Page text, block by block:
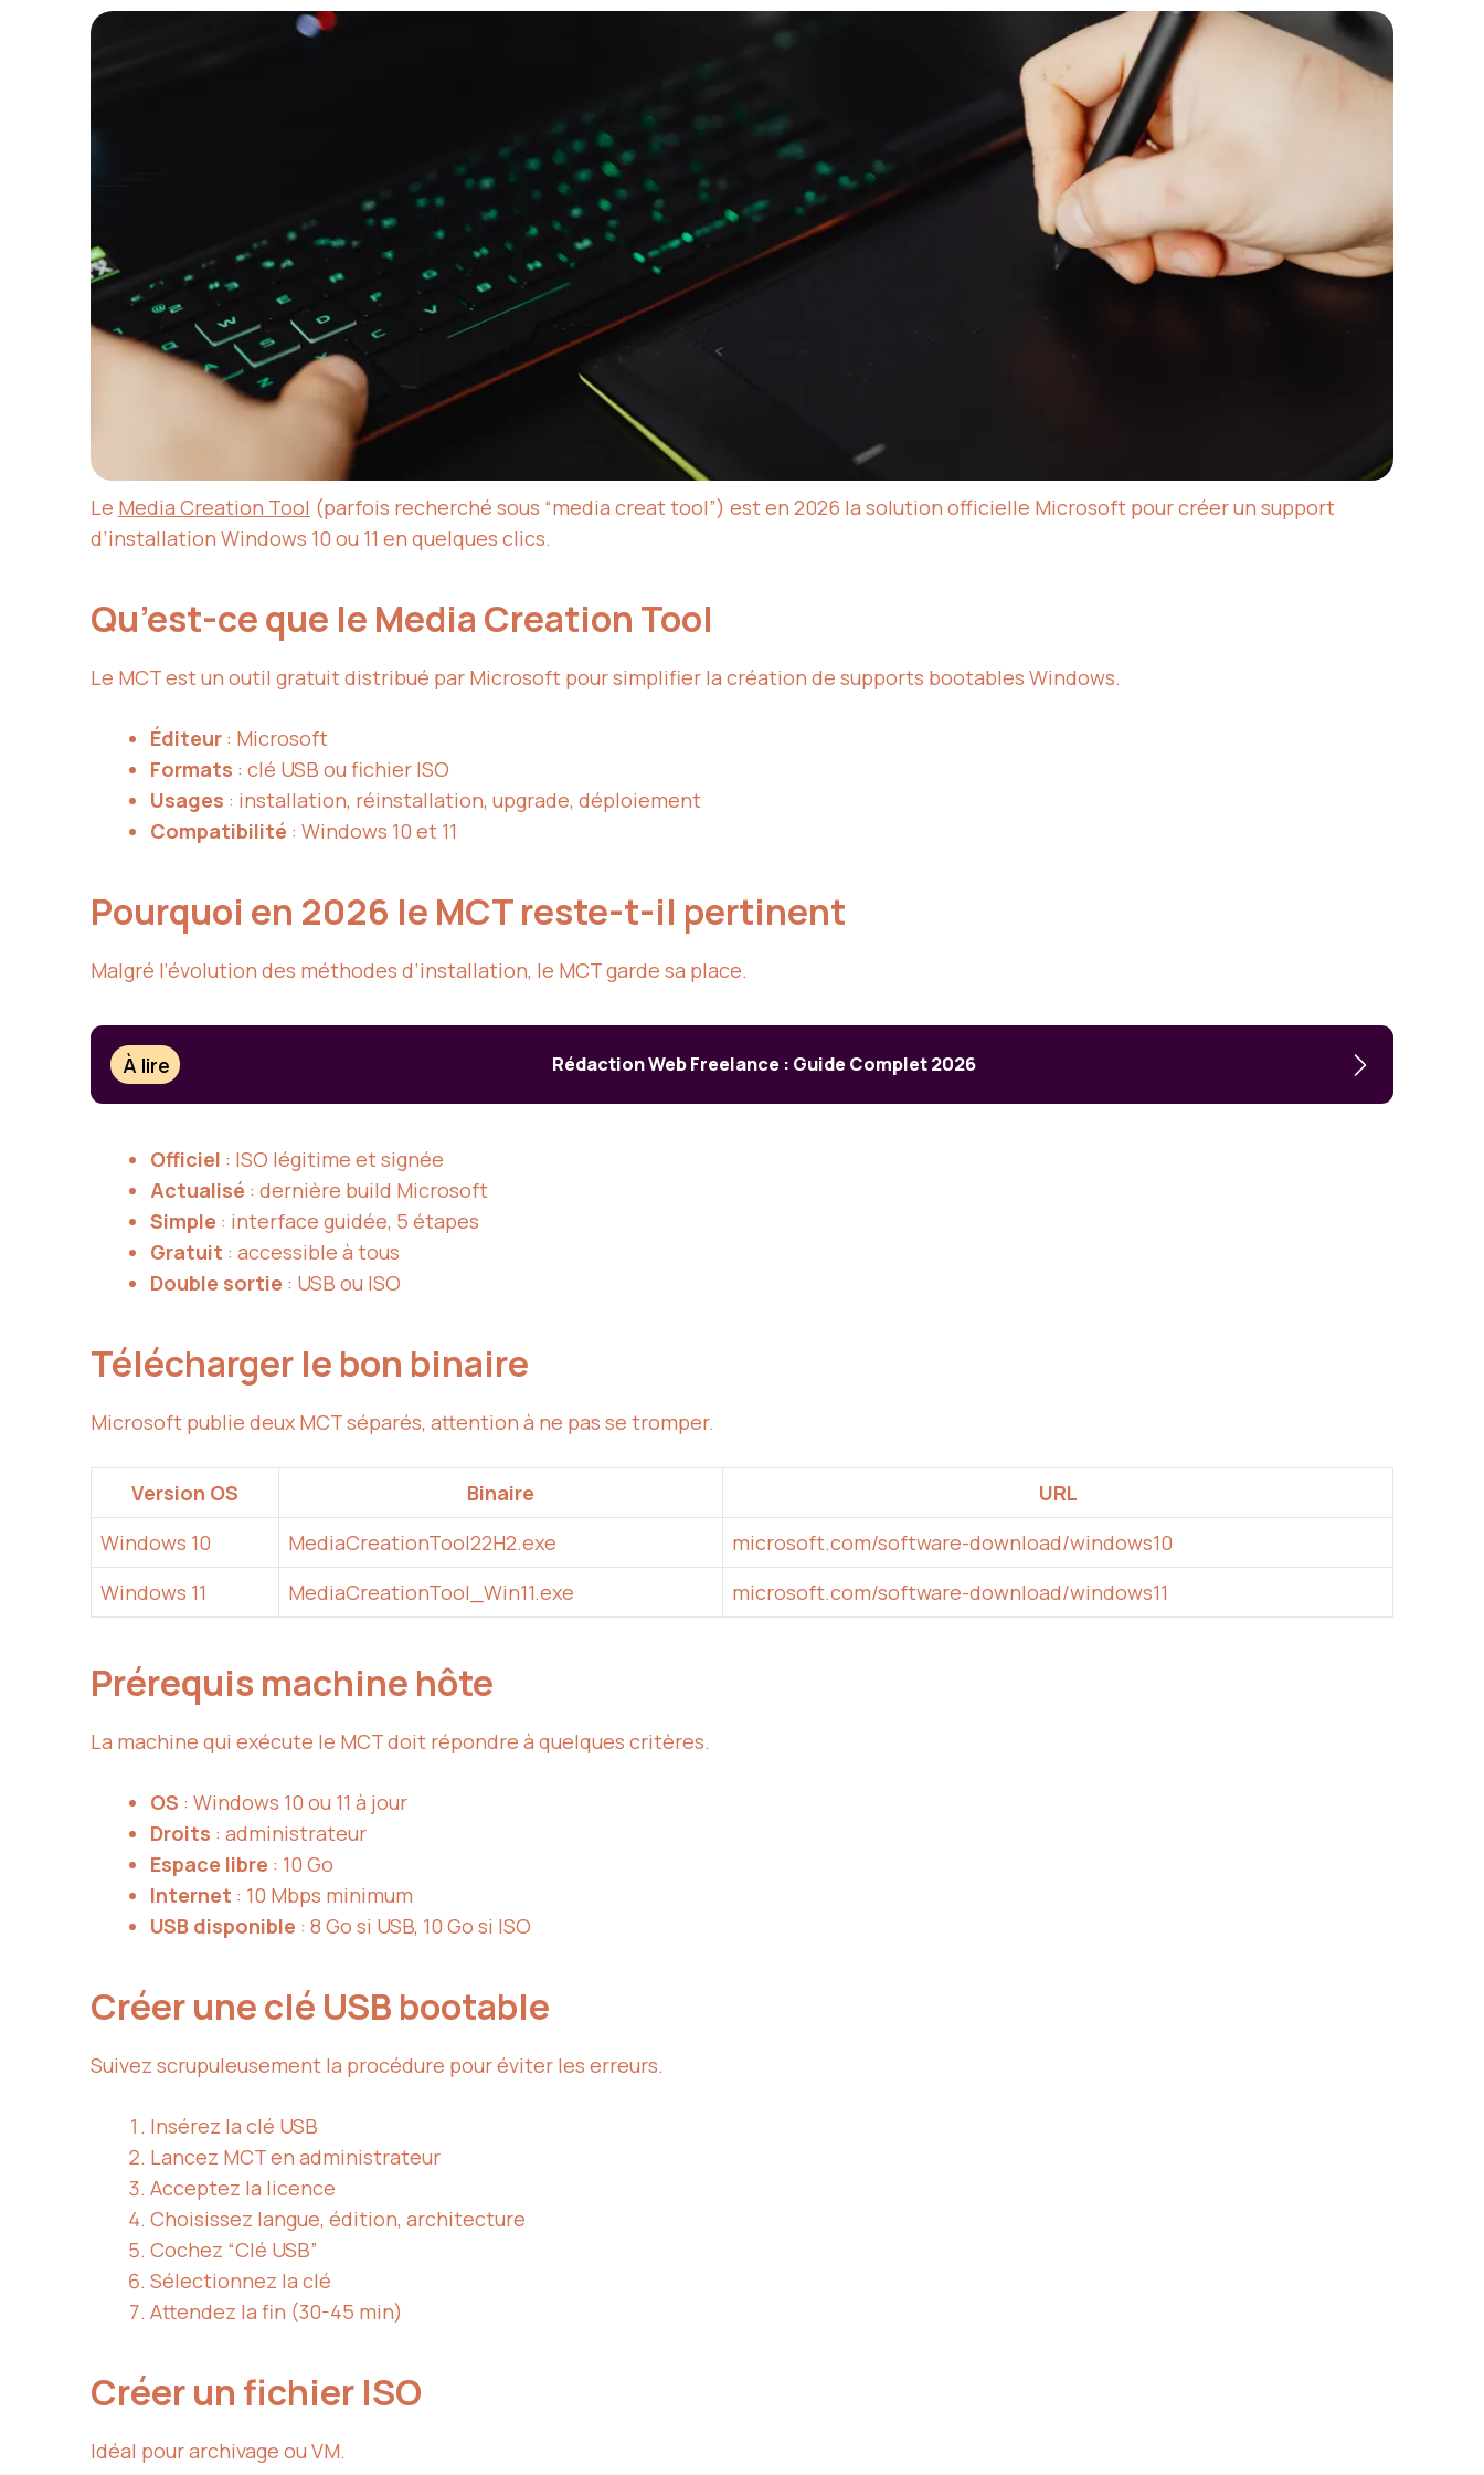
Le Media Creation Tool (parfois recherché sous “media creat tool”) est en 2026 la solution officielle Microsoft pour créer un support
d’installation Windows 10 ou 11 en quelques clics.
Qu’est-ce que le Media Creation Tool
Le MCT est un outil gratuit distribué par Microsoft pour simplifier la création de supports bootables Windows.
Éditeur : Microsoft
Formats : clé USB ou fichier ISO
Usages : installation, réinstallation, upgrade, déploiement
Compatibilité : Windows 10 et 11
Pourquoi en 2026 le MCT reste-t-il pertinent
Malgré l’évolution des méthodes d’installation, le MCT garde sa place.
À lire Rédaction Web Freelance : Guide Complet 2026
Officiel : ISO légitime et signée
Actualisé : dernière build Microsoft
Simple : interface guidée, 5 étapes
Gratuit : accessible à tous
Double sortie : USB ou ISO
Télécharger le bon binaire
Microsoft publie deux MCT séparés, attention à ne pas se tromper.
Version OS Binaire
URL
Windows 10
MediaCreationTool22H2.exe
microsoft.com/software-download/windows10
Windows 11
MediaCreationTool_Win11.exe microsoft.com/software-download/windows11
Prérequis machine hôte
La machine qui exécute le MCT doit répondre à quelques critères.
OS : Windows 10 ou 11 à jour
Droits : administrateur
Espace libre : 10 Go
Internet : 10 Mbps minimum
USB disponible : 8 Go si USB, 10 Go si ISO
Créer une clé USB bootable
Suivez scrupuleusement la procédure pour éviter les erreurs.
Insérez la clé USB
Lancez MCT en administrateur
Acceptez la licence
Choisissez langue, édition, architecture
Cochez “Clé USB”
Sélectionnez la clé
Attendez la fin (30-45 min)
Créer un fichier ISO
Idéal pour archivage ou VM.